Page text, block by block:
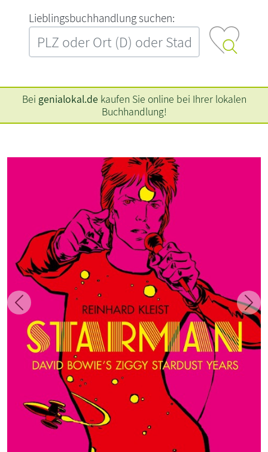
L‍i‍e‍b‍l‍i‍n‍g‍s‍b‍u‍c‍h‍h‍a‍n‍d‍l‍u‍n‍g‍ ‍s‍u‍c‍h‍e‍n‍:‍
Bei genialokal.de kaufen Sie online bei Ihrer lokalen
Buchhandlung!
Zurück